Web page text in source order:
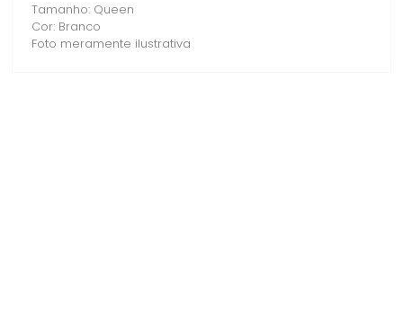
Tamanho: Queen
Cor: Branco
Foto meramente ilustrativa